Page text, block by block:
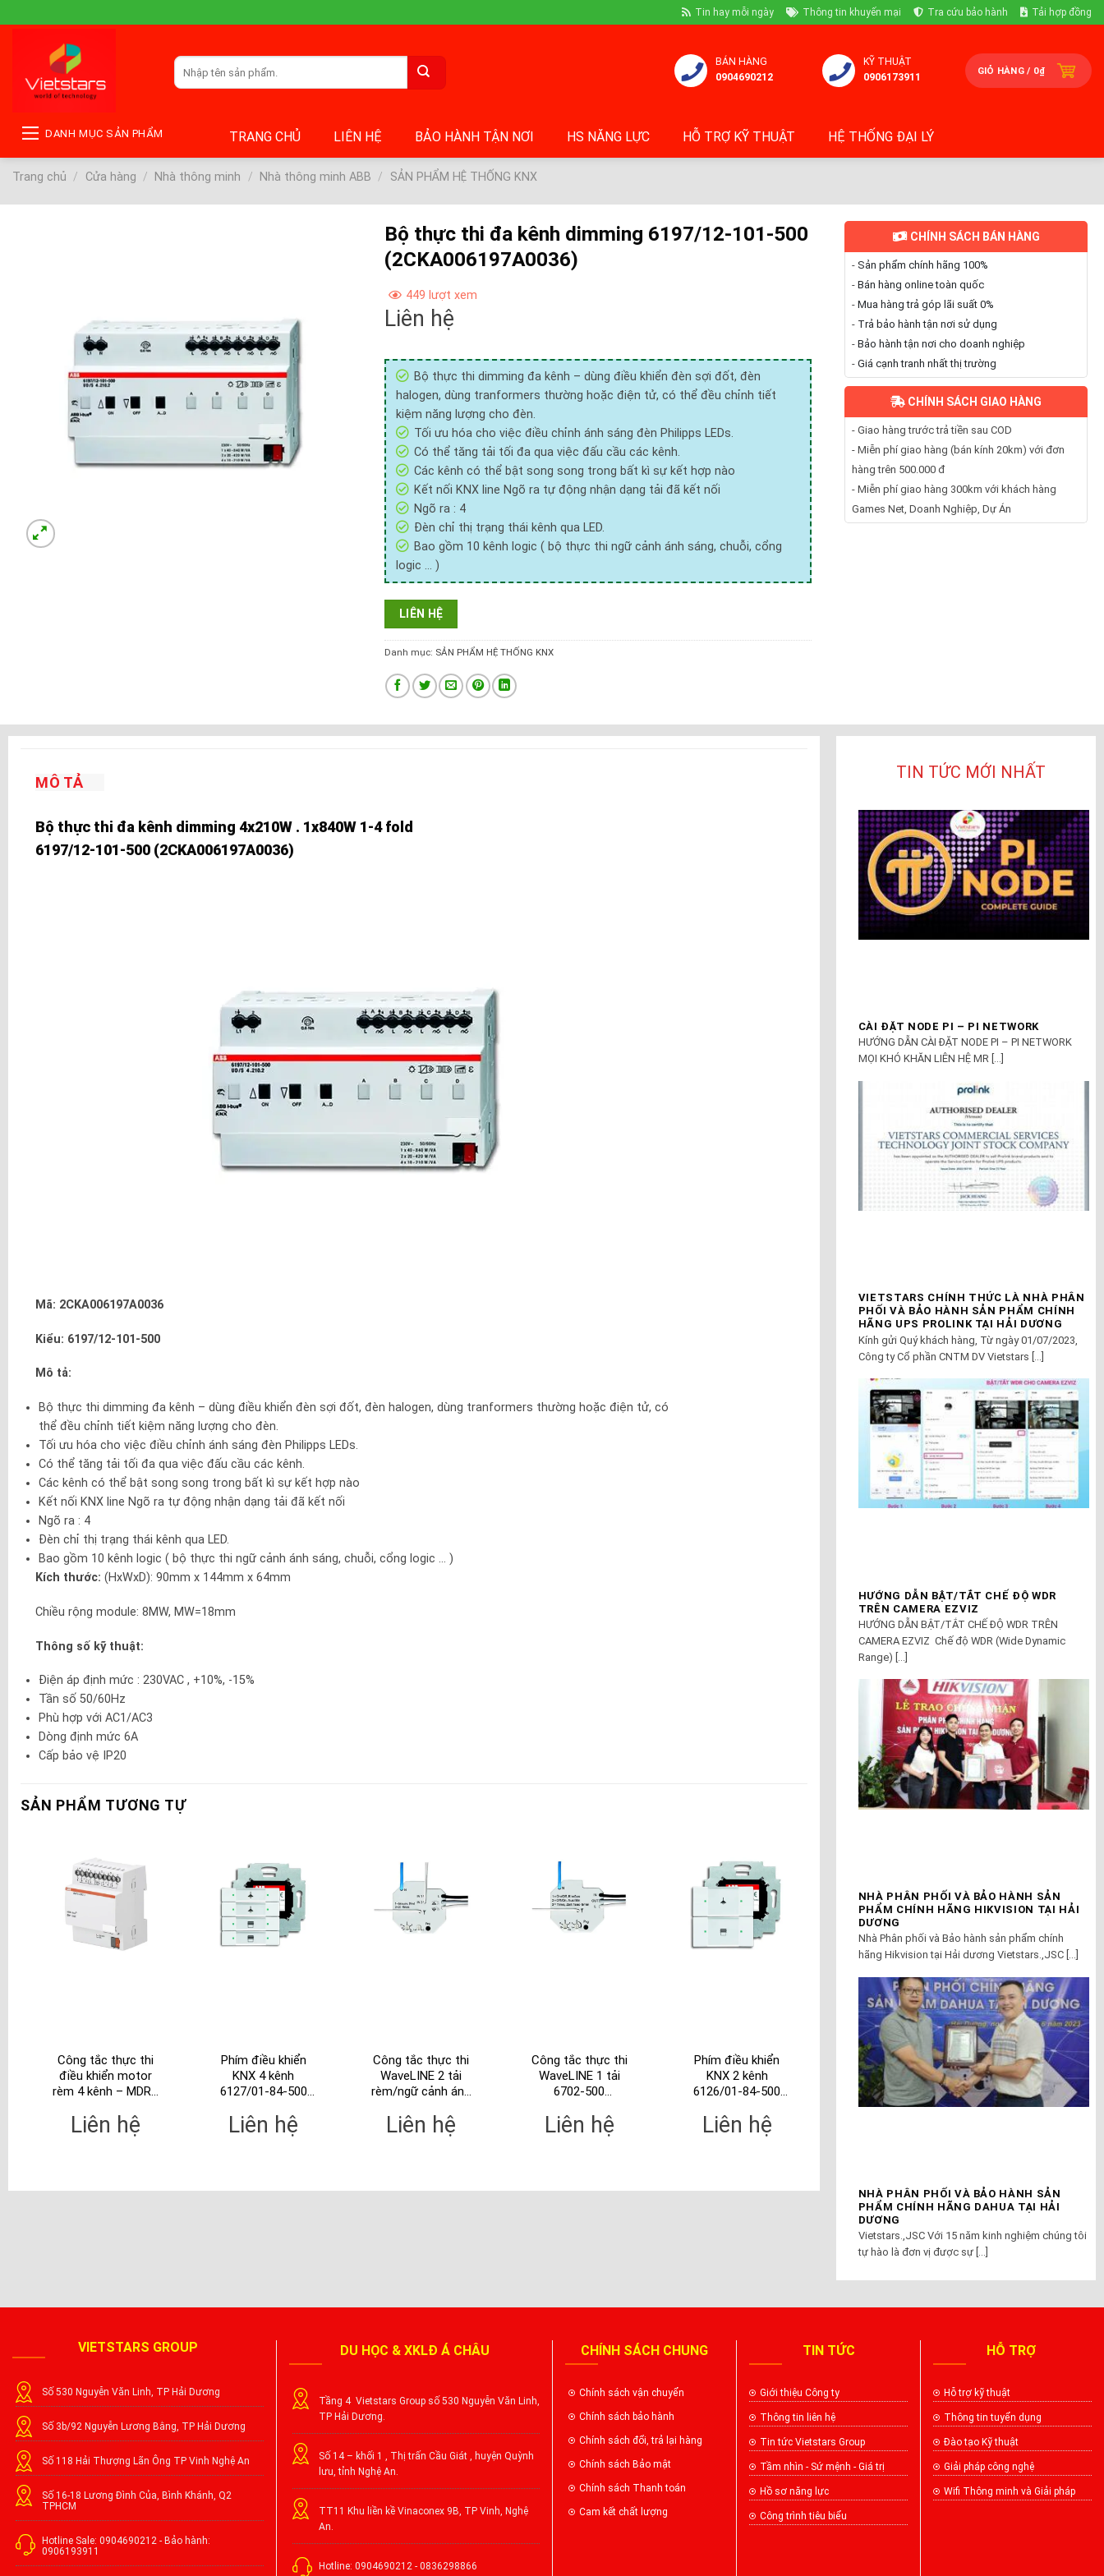
to
Tin hay mỗi ngày Thông tin khuyến mại Tra cứu bảo hành Tải hợp đồng
Tìm
kiếm:
BÁN HÀNG
0904690212
KỸ THUẬT
0906173911
GIỎ HÀNG / 0₫
DANH MỤC SẢN PHẨM TRANG CHỦ LIÊN HỆ BẢO HÀNH TẬN NƠI HS NĂNG LỰC HỖ TRỢ KỸ THUẬT HỆ THỐNG ĐẠI LÝ
Trang chủ / Cửa hàng / Nhà thông minh / Nhà thông minh ABB / SẢN PHẨM HỆ THỐNG KNX
Bộ thực thi đa kênh dimming 6197/12-101-500
(2CKA006197A0036)
449 lượt xem
Liên hệ
Bộ thực thi dimming đa kênh – dùng điều khiển đèn sợi đốt, đèn
halogen, dùng tranformers thường hoặc điện tử, có thể đều chỉnh tiết
kiệm năng lượng cho đèn.
Tối ưu hóa cho việc điều chỉnh ánh sáng đèn Philipps LEDs.
Có thể tăng tải tối đa qua việc đấu cầu các kênh.
Các kênh có thể bật song song trong bất kì sự kết hợp nào
Kết nối KNX line Ngõ ra tự động nhận dạng tải đã kết nối
Ngõ ra : 4
Đèn chỉ thị trạng thái kênh qua LED.
Bao gồm 10 kênh logic ( bộ thực thi ngữ cảnh ánh sáng, chuỗi, cổng
logic … )
LIÊN HỆ
Danh mục: SẢN PHẨM HỆ THỐNG KNX
CHÍNH SÁCH BÁN HÀNG
- Sản phẩm chính hãng 100%
- Bán hàng online toàn quốc
- Mua hàng trả góp lãi suất 0%
- Trả bảo hành tận nơi sử dụng
- Bảo hành tận nơi cho doanh nghiệp
- Giá cạnh tranh nhất thị trường
CHÍNH SÁCH GIAO HÀNG
- Giao hàng trước trả tiền sau COD
- Miễn phí giao hàng (bán kính 20km) với đơn
hàng trên 500.000 đ
- Miễn phí giao hàng 300km với khách hàng
Games Net, Doanh Nghiệp, Dự Án
MÔ TẢ
Bộ thực thi đa kênh dimming 4x210W . 1x840W 1-4 fold
6197/12-101-500 (2CKA006197A0036)
Mã: 2CKA006197A0036
Kiểu: 6197/12-101-500
Mô tả:
Bộ thực thi dimming đa kênh – dùng điều khiển đèn sợi đốt, đèn halogen, dùng tranformers thường hoặc điện tử, có
thể đều chỉnh tiết kiệm năng lượng cho đèn.
Tối ưu hóa cho việc điều chỉnh ánh sáng đèn Philipps LEDs.
Có thể tăng tải tối đa qua việc đấu cầu các kênh.
Các kênh có thể bật song song trong bất kì sự kết hợp nào
Kết nối KNX line Ngõ ra tự động nhận dạng tải đã kết nối
Ngõ ra : 4
Đèn chỉ thị trạng thái kênh qua LED.
Bao gồm 10 kênh logic ( bộ thực thi ngữ cảnh ánh sáng, chuỗi, cổng logic … )
Kích thước: (HxWxD): 90mm x 144mm x 64mm
Chiều rộng module: 8MW, MW=18mm
Thông số kỹ thuật:
Điện áp định mức : 230VAC , +10%, -15%
Tần số 50/60Hz
Phù hợp với AC1/AC3
Dòng định mức 6A
Cấp bảo vệ IP20
SẢN PHẨM TƯƠNG TỰ
Công tắc thực thi
điều khiển motor
rèm 4 kênh – MDRC
(2CDG110130R0011)
Liên hệ
Phím điều khiển
KNX 4 kênh
6127/01-84-500
Liên hệ
Công tắc thực thi
WaveLINE 2 tải
rèm/ngữ cảnh ánh
(2CKA006700A0042)
Liên hệ
Công tắc thực thi
WaveLINE 1 tải
6702-500
Liên hệ
Phím điều khiển
KNX 2 kênh
6126/01-84-500
Liên hệ
Công tắc gắn
tường không dây
WaveLINE 4 kênh
6733-84-500
Phím điều khiển
KNX 1 kênh
6125/01-84-500
TIN TỨC MỚI NHẤT
CÀI ĐẶT NODE PI – PI NETWORK
HƯỚNG DẪN CÀI ĐẶT NODE PI – PI NETWORK
MỌI KHÓ KHĂN LIÊN HỆ MR [...]
VIETSTARS CHÍNH THỨC LÀ NHÀ PHÂN
PHỐI VÀ BẢO HÀNH SẢN PHẨM CHÍNH
HÃNG UPS PROLINK TẠI HẢI DƯƠNG
Kính gửi Quý khách hàng, Từ ngày 01/07/2023,
Công ty Cổ phần CNTM DV Vietstars [...]
HƯỚNG DẪN BẬT/TẮT CHẾ ĐỘ WDR
TRÊN CAMERA EZVIZ
HƯỚNG DẪN BẬT/TẮT CHẾ ĐỘ WDR TRÊN
CAMERA EZVIZ Chế độ WDR (Wide Dynamic
Range) [...]
NHÀ PHÂN PHỐI VÀ BẢO HÀNH SẢN
PHẨM CHÍNH HÃNG HIKVISION TẠI HẢI
DƯƠNG
Nhà Phân phối và Bảo hành sản phẩm chính
hãng Hikvision tại Hải dương Vietstars.,JSC [...]
NHÀ PHÂN PHỐI VÀ BẢO HÀNH SẢN
PHẨM CHÍNH HÃNG DAHUA TẠI HẢI
DƯƠNG
Vietstars.,JSC Với 15 năm kinh nghiệm chúng tôi
tự hào là đơn vị được sự [...]
VIETSTARS GROUP
Số 530 Nguyễn Văn Linh, TP Hải Dương
Số 3b/92 Nguyễn Lương Bằng, TP Hải Dương
Số 118 Hải Thượng Lãn Ông TP Vinh Nghệ An
Số 16-18 Lương Đình Của, Bình Khánh, Q2
TPHCM
Hotline Sale: 0904690212 - Bảo hành:
0906193911
DU HỌC & XKLĐ Á CHÂU
Tầng 4 Vietstars Group số 530 Nguyễn Văn Linh,
TP Hải Dương.
Số 14 – khối 1 , Thị trấn Cầu Giát , huyện Quỳnh
lưu, tỉnh Nghệ An.
TT11 Khu liền kề Vinaconex 9B, TP Vinh, Nghệ
An.
Hotline: 0904690212 - 0836298866
CHÍNH SÁCH CHUNG
Chính sách vận chuyển
Chính sách bảo hành
Chính sách đổi, trả lại hàng
Chính sách Bảo mật
Chính sách Thanh toán
Cam kết chất lượng
TIN TỨC
Giới thiệu Công ty
Thông tin liên hệ
Tin tức Vietstars Group
Tầm nhìn - Sứ mệnh - Giá trị
Hồ sơ năng lực
Công trình tiêu biểu
HỖ TRỢ
Hỗ trợ kỹ thuật
Thông tin tuyển dụng
Đào tạo Kỹ thuật
Giải pháp công nghệ
Wifi Thông minh và Giải pháp